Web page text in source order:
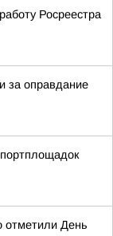
Росреестра
за оправдание
отметили День